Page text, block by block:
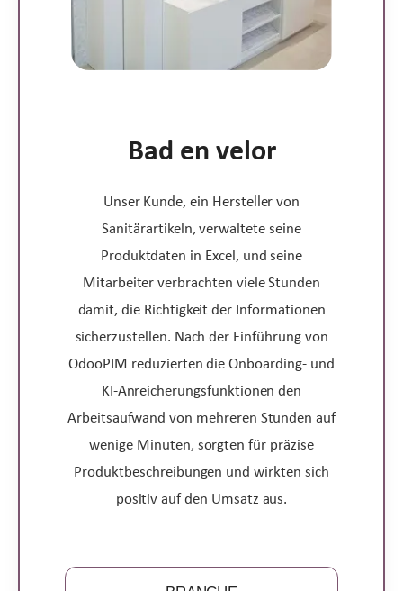
Bad en velor
Unser Kunde, ein Hersteller von
Sanitärartikeln, verwaltete seine
Produktdaten in Excel, und seine
Mitarbeiter verbrachten viele Stunden
damit, die Richtigkeit der Informationen
sicherzustellen. Nach der Einführung von
OdooPIM reduzierten die Onboarding- und
KI-Anreicherungsfunktionen den
Arbeitsaufwand von mehreren Stunden auf
wenige Minuten, sorgten für präzise
Produktbeschreibungen und wirkten sich
positiv auf den Umsatz aus.